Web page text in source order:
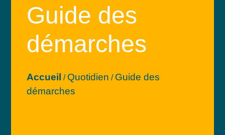
Guide des
démarches
Accueil / Quotidien / Guide des
démarches